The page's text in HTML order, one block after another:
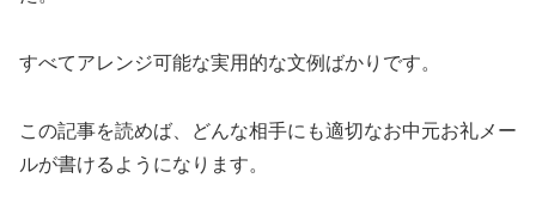
すべてアレンジ可能な実用的な文例ばかりです。
この記事を読めば、どんな相手にも適切なお中元お礼メー
ルが書けるようになります。